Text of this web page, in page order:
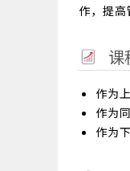
作，提
课
作为
作为
作为